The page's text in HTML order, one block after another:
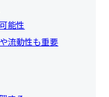
能性
流動性も重要